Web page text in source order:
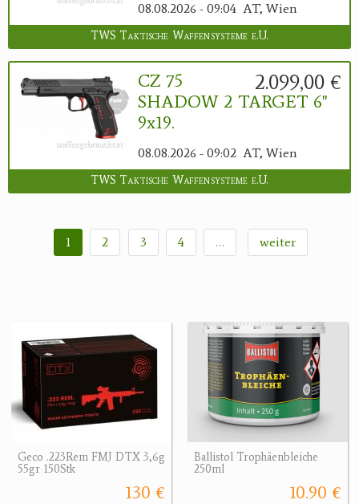
08.08.2026 - 09:04 AT, Wien
TWS Taktische Waffensysteme e.U.
2.099,00 €
CZ 75
SHADOW 2 TARGET 6"
9x19.
08.08.2026 - 09:02 AT, Wien
TWS Taktische Waffensysteme e.U.
1 2 3 4 … weiter
Geco .223Rem FMJ DTX 3,6g
55gr 150Stk
130 €
Ballistol Trophäenbleiche
250ml
10.90 €